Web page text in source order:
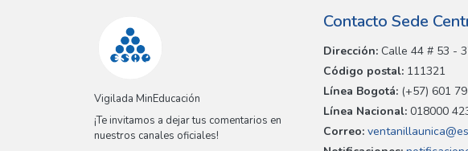
Vigilada MinEducación
¡Te invitamos a dejar tus comentarios en
nuestros canales oficiales!
Contacto Sede
Dirección: Calle 44 # 53 -
Código postal: 111321
Línea Bogotá: (+57) 601
Línea Nacional: 018000
Correo: